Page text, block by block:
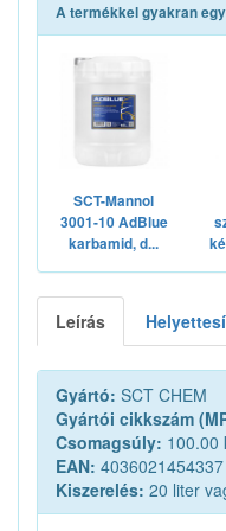
A termékkel gyakran
SCT-Mannol
3001-10 AdBlue
karbamid, d...
Leírás
Gyártó: SCT CHEM
Gyártói cikkszám
Csomagsúly: 100.00
EAN: 4036021454337
Kiszerelés: 20 liter